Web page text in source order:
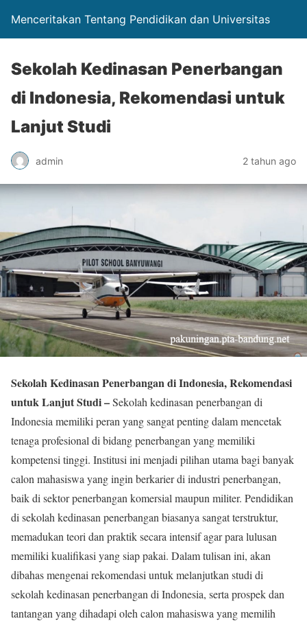
Menceritakan Tentang Pendidikan dan Universitas
Sekolah Kedinasan Penerbangan
di Indonesia, Rekomendasi untuk
Lanjut Studi
admin 2 tahun ago
Sekolah Kedinasan Penerbangan di Indonesia, Rekomendasi
untuk Lanjut Studi –Sekolah kedinasan penerbangan di
Indonesia memiliki peran yang sangat penting dalam mencetak
tenaga profesional di bidang penerbangan yang memiliki
kompetensi tinggi. Institusi ini menjadi pilihan utama bagi banyak
calon mahasiswa yang ingin berkarier di industri penerbangan,
baik di sektor penerbangan komersial maupun militer. Pendidikan
di sekolah kedinasan penerbangan biasanya sangat terstruktur,
memadukan teori dan praktik secara intensif agar para lulusan
memiliki kualifikasi yang siap pakai. Dalam tulisan ini, akan
dibahas mengenai rekomendasi untuk melanjutkan studi di
sekolah kedinasan penerbangan di Indonesia, serta prospek dan
tantangan yang dihadapi oleh calon mahasiswa yang memilih